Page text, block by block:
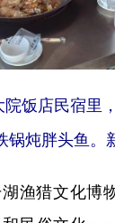
饭店民宿里
锅炖胖头鱼。
猎文化博